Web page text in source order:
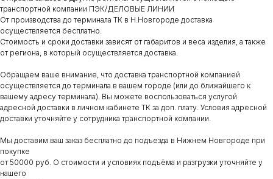
транспортной компании ПЭК/ДЕЛОВЫЕ ЛИНИИ
От производства до терминала ТК в Н.Новгороде доставка
осуществляется бесплатно.
Стоимость и сроки доставки зависят от габаритов и веса изделия, а также
от региона, в который осуществляется доставка.
Обращаем ваше внимание, что доставка транспортной компанией
осуществляется до терминала в вашем городе (или до ближайшего к
вашему адресу терминала). Вы можете воспользоваться услугой
адресной доставки в личном кабинете ТК за доп. плату. Условия адресной
доставки уточняйте у сотрудника транспортной компании.
Мы доставим ваш заказ бесплатно до подъезда в Нижнем Новгороде при
покупке
от 50000 руб. О стоимости и условиях подъёма и разгрузки уточняйте у
нашего